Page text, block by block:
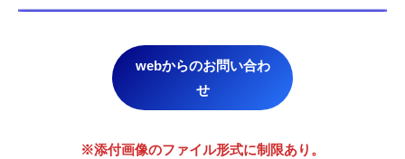
webからのお問い合わ
せ
※添付画像のファイル形式に制限あり。